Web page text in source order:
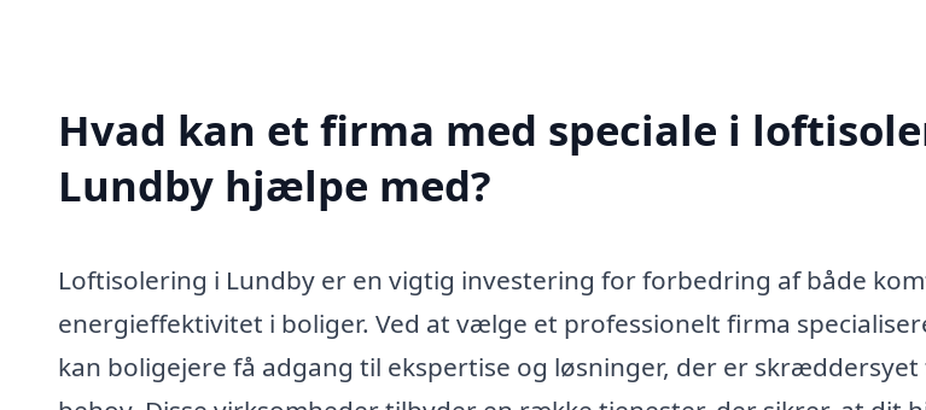
Hvad kan et firma med speciale i
Lundby hjælpe med?
Loftisolering i Lundby er en vigtig investering for forbedring af både
energieffektivitet i boliger. Ved at vælge et professionelt firma
kan boligejere få adgang til ekspertise og løsninger, der er skræddersyet